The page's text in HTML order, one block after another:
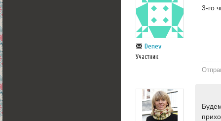
Denev
Участник
3-го